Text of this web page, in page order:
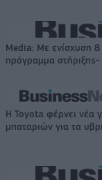
Media: Με ενίσχυση 8
πρόγραμμα
Η Toyota φέρνει νέα
μπαταριών για τα